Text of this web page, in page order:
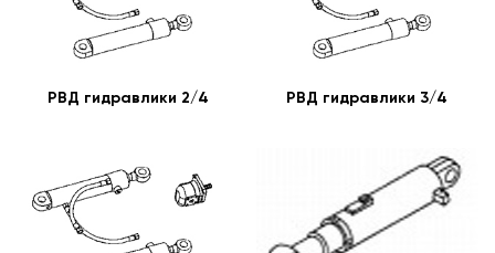
РВД гидравлики 2/4 РВД гидравлики 3/4